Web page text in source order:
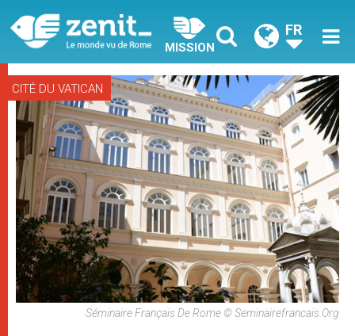
MISSION
FR
CITÉ DU VATICAN
Séminaire Français De Rome © Seminairefrancais.org